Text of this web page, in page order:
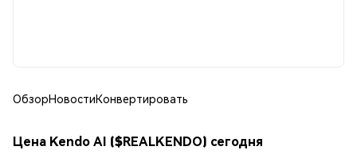
ОбзорНовостиКонвертировать
Цена Kendo AI ($REALKENDO) сегодня